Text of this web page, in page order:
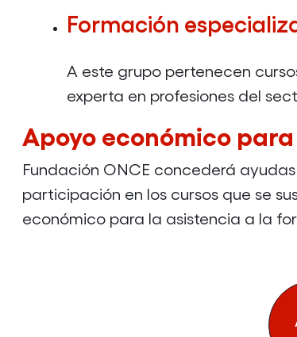
Formación
A este grupo pertenecen
experta en profesiones del
Apoyo económico
Fundación ONCE concederá
participación en los cursos que se
económico para la asistencia a la